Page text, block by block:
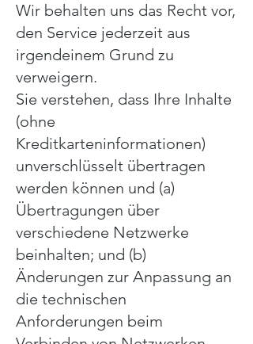
Wir behalten uns das Recht vor,
den Service jederzeit aus
irgendeinem Grund zu
verweigern.
Sie verstehen, dass Ihre Inhalte
(ohne
Kreditkarteninformationen)
unverschlüsselt übertragen
werden können und (a)
Übertragungen über
verschiedene Netzwerke
beinhalten; und (b)
Änderungen zur Anpassung an
die technischen
Anforderungen beim